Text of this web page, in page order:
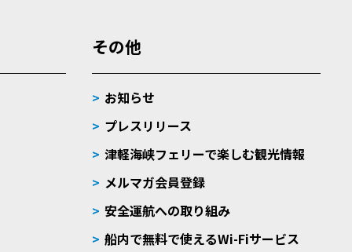
その他
お知らせ
プレスリリース
津軽海峡フェリーで楽しむ観光情報
メルマガ会員登録
安全運航への取り組み
船内で無料で使えるWi-Fiサービス